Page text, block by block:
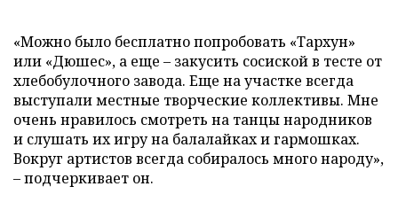
«Можно было бесплатно попробовать «Тархун»
или «Дюшес», а еще – закусить сосиской в тесте от
хлебобулочного завода. Еще на участке всегда
выступали местные творческие коллективы. Мне
очень нравилось смотреть на танцы народников
и слушать их игру на балалайках и гармошках.
Вокруг артистов всегда собиралось много народу»,
– подчеркивает он.